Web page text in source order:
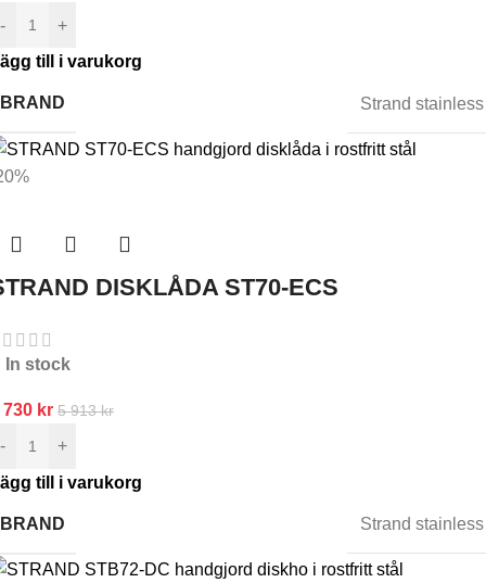
-
+
till i varukorg
BRAND Strand stainless
DISKLÅDA ST70-ECS
In stock
730 kr 5 913kr
-
+
till i varukorg
BRAND Strand stainless